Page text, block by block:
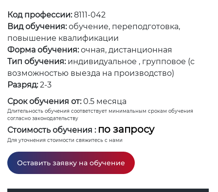
Код профессии:8111-042
Вид обучения: обучение, переподготовка,
повышение квалификации
Форма обучения: очная, дистанционная
Тип обучения: индивидуальное , групповое (с
возможностью выезда на производство)
Разряд: 2-3
Срок обучения от: 0.5 месяца
Длительность обучения соответствует минимальным срокам обучения
согласно законодательству
Стоимость обучения : по запросу
Для уточнения стоимости свяжитесь с нами
Оставить заявку на обучение